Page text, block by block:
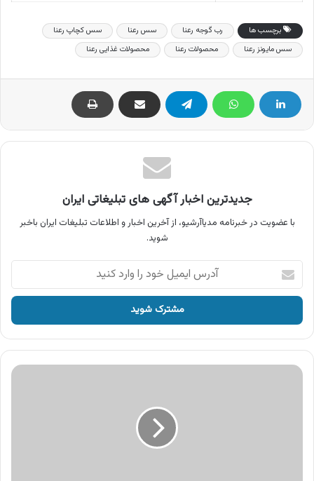
برچسب ها رب گوجه رعنا سس رعنا
سس کچاپ رعنا
سس مایونز رعنا
محصولات رعنا محصولات غذایی رعنا
جدیدترین اخبار آگهی های تبلیغاتی ایران
با عضویت در خبرنامه مدیاآرشیو، از آخرین اخبار و اطلاعات تبلیغات ایران باخبر
شوید.
آدرس
ایمیل
خود
وارد
کنید
آگهی